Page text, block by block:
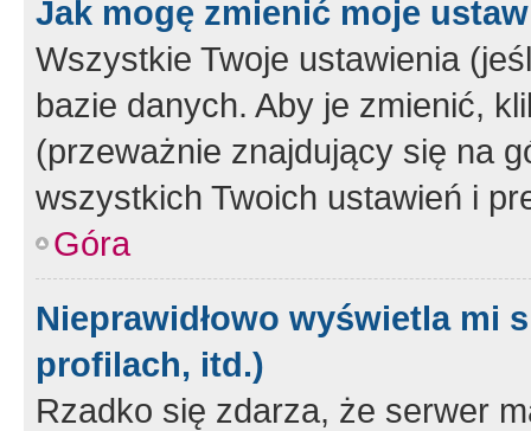
Jak mogę zmienić moje
Wszystkie Twoje ustawienia
bazie danych. Aby je zmienić,
(przeważnie znajdujący się na
wszystkich Twoich ustawień i
Góra
Nieprawidłowo wyświetla mi
profilach, itd.)
Rzadko się zdarza, że serwer